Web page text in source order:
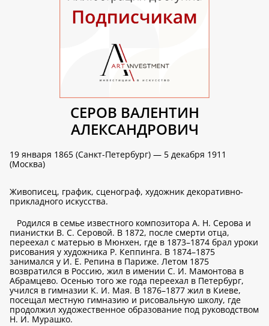
СЕРОВ ВАЛЕНТИН
АЛЕКСАНДРОВИЧ
19 января 1865 (Санкт-Петербург) — 5 декабря 1911
(Москва)
Живописец, график, сценограф, художник декоративно-
прикладного искусства.
Родился в семье известного композитора А. Н. Серова и
пианистки В. С. Серовой. В 1872, после смерти отца,
переехал с матерью в Мюнхен, где в 1873–1874 брал уроки
рисования у художника Р. Кеппинга. В 1874–1875
занимался у И. Е. Репина в Париже. Летом 1875
возвратился в Россию, жил в имении С. И. Мамонтова в
Абрамцево. Осенью того же года переехал в Петербург,
учился в гимназии К. И. Мая. В 1876–1877 жил в Киеве,
посещал местную гимназию и рисовальную школу, где
продолжил художественное образование под руководством
Н. И. Мурашко.